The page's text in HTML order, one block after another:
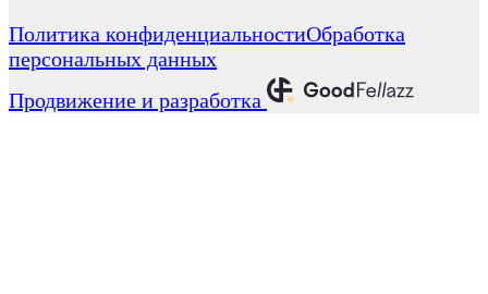
Политика конфиденциальностиОбработка
персональных данных
Продвижение и разработка